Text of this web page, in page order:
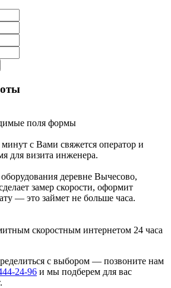
поля формы
с Вами свяжется оператор и
для визита инженера.
деревне Вычесово,
замер скорости, оформит
— это займет не больше часа.
скоростным интернетом 24 часа
с выбором — позвоните нам
24-96 и мы подберем для вас